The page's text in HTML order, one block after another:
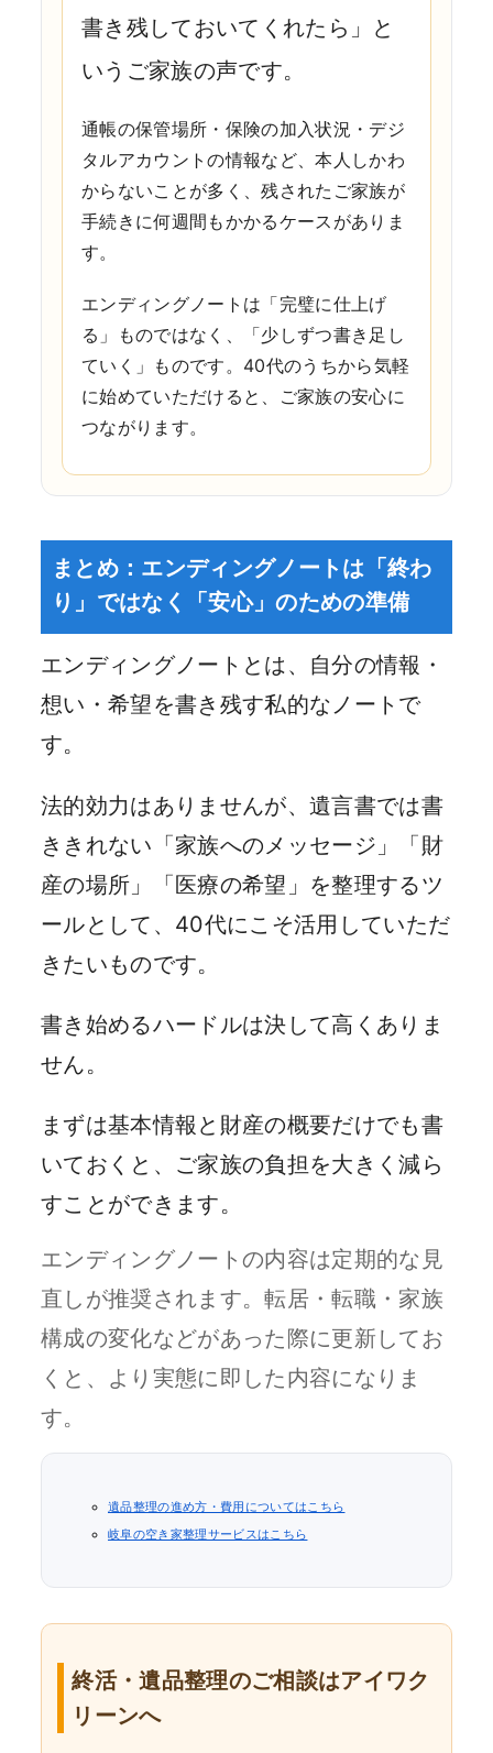
書き残しておいてくれたら」と
いうご家族の声です。
通帳の保管場所・保険の加入状況・デジ
タルアカウントの情報など、本人しかわ
からないことが多く、残されたご家族が
手続きに何週間もかかるケースがありま
す。
エンディングノートは「完璧に仕上げ
る」ものではなく、「少しずつ書き足し
ていく」ものです。 40代のうちから気軽
に始めていただけると、ご家族の安心に
つながります。
まとめ：エンディングノートは「終わ
り」ではなく「安心」のための準備
エンディングノートとは、自分の情報・
想い・希望を書き残す私的なノートで
す。
法的効力はありませんが、遺言書では書
ききれない「家族へのメッセージ」「財
産の場所」「医療の希望」を整理するツ
ールとして、40代にこそ活用していただ
きたいものです。
書き始めるハードルは決して高くありま
せん。
まずは基本情報と財産の概要だけでも書
いておくと、ご家族の負担を大きく減ら
すことができます。
エンディングノートの内容は定期的な見
直しが推奨されます。転居・転職・家族
構成の変化などがあった際に更新してお
くと、より実態に即した内容になりま
す。
遺品整理の進め方・費用についてはこちら
岐阜の空き家整理サービスはこちら
終活・遺品整理のご相談はアイワク
リーンへ